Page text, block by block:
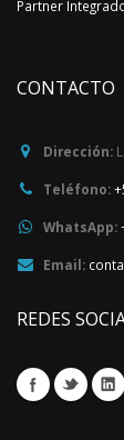
Partner
CONTACTO
Dirección:
Teléfono:
WhatsApp:
Email:
REDES